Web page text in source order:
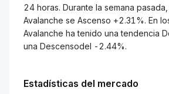
24 horas. Durante la semana
Avalanche se Ascenso +2.31%. En
Avalanche ha tenido una tendencia
una Descensodel -2.44%.
Estadísticas del mercado